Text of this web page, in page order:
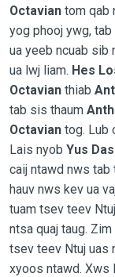
Octaviantom qab
yog phooj ywg,
ua yeeb ncuab sib
ua lwj liam. Hes
Octavianthiab
tab sis thaum
Octaviantog. Lub
Lais nyob Yus Das
caij ntawd nws tab
hauv nws kev ua
tuam tsev teev
ntsa quaj taug.
tsev teev Ntuj uas
xyoos ntawd. Xws